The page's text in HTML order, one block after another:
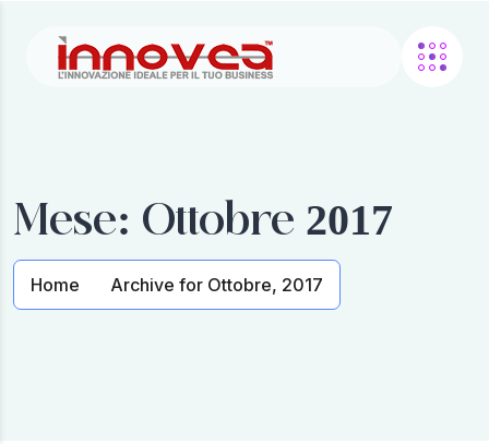
Mese: Ottobre 2017
Home Archive for Ottobre, 2017